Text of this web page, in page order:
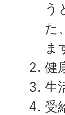
う
た
ま
健
生
受